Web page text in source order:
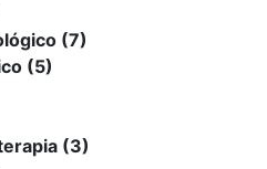
Asesoramiento psicológico (7)
Asesoramiento jurídico (5)
Rehabilitación y fisioterapia (3)